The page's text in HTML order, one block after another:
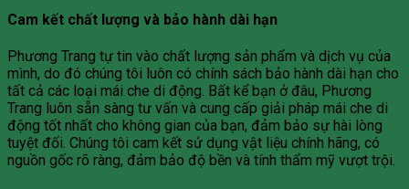
Cam kết chất lượng và bảo hành dài hạn
Phương Trang tự tin vào chất lượng sản phẩm và dịch vụ của
mình, do đó chúng tôi luôn có chính sách bảo hành dài hạn cho
tất cả các loại mái che di động. Bất kể bạn ở đâu, Phương
Trang luôn sẵn sàng tư vấn và cung cấp giải pháp mái che di
động tốt nhất cho không gian của bạn, đảm bảo sự hài lòng
tuyệt đối. Chúng tôi cam kết sử dụng vật liệu chính hãng, có
nguồn gốc rõ ràng, đảm bảo độ bền và tính thẩm mỹ vượt trội.